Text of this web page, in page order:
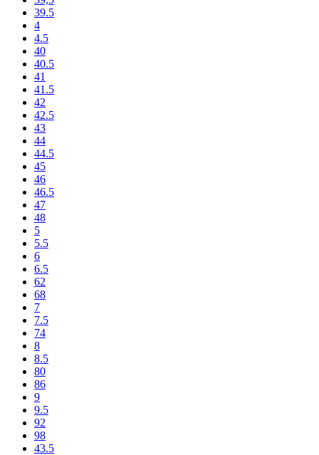
39.5
4
4.5
40
40.5
41
41.5
42
42.5
43
44
44.5
45
46
46.5
47
48
5
5.5
6
6.5
62
68
7
7.5
74
8
8.5
80
86
9
9.5
92
98
43.5